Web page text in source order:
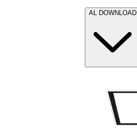
AL DOWNLOAD